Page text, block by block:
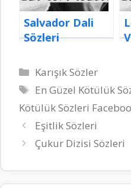
Salvador Dali
Sözleri
Kategoriler
Karışık Sözler
Etiketler
En Güzel Kötülük
Kötülük Sözleri
Eşitlik Sözleri
Çukur Dizisi Sözleri